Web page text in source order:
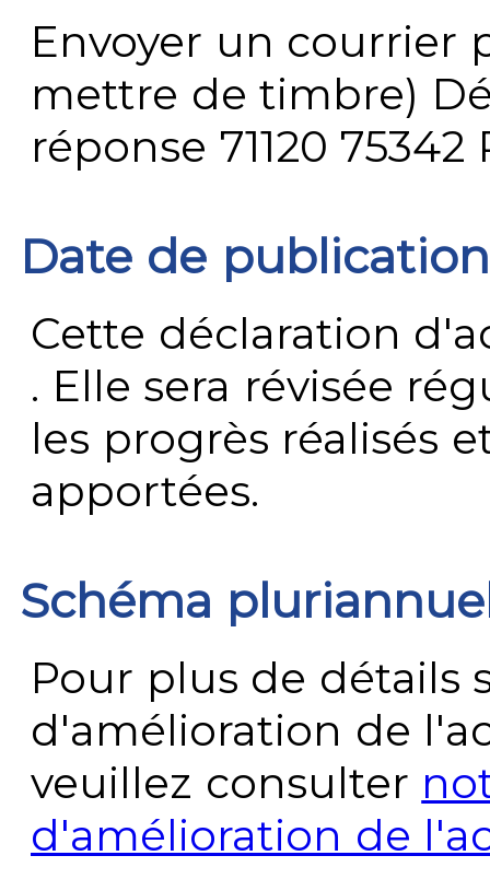
Envoyer un courrier
mettre de timbre)
réponse 71120 75342
Date de publication
Cette déclaration
. Elle sera révisée
les progrès réalisés
apportées.
Schéma
Pour plus de détails
d'amélioration de
veuillez consulter
d'amélioration de